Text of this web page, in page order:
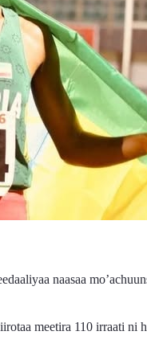
naasaa
meetira 110 irraati ni